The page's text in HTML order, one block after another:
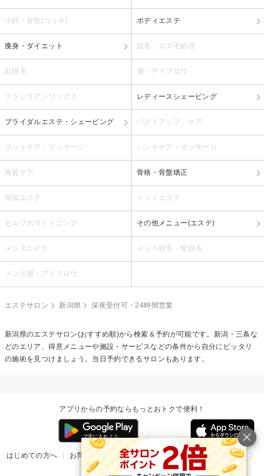
小顔・骨気(コルギ) ボディエステ
痩身・ダイエット 脱毛・ムダ毛処理
顔脱毛 眉・アイブロウ
ブラジリアンワックス レディースシェービング
ブライダルエステ・シェービング バストアップ・ケア
フットケア・マッサージ ハンドケア・マッサージ
角質ケア 骨格・骨盤矯正
韓国エステ インドエステ
セルフホワイトニング その他メニュー(エステ)
メンズエステ メンズ脱毛・髭脱毛
メンズ眉・アイブロウ
エステサロン 新潟県 深夜受付可・24時間営業
新潟県のエステサロン(おすすめ順)から検索＆予約が可能です。新潟・三条な
どのエリア、得意メニューや施設・サービスなどの条件から自分にピッタリ
の施術を見つけましょう。当日予約できるサロンもあります。
アプリからの予約ならもっとおトクで便利！
はじめての方へ お問い合わせ ヘルプ リリース情報
利用規約
掲載ご希望のサロン様